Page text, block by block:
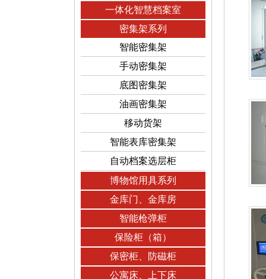
一体化智慧档案室
密集架系列
智能密集架
手动密集架
底图密集架
油画密集架
移动货架
智能表库密集架
自动档案选层柜
博物馆用具系列
金库门、金库房
智能枪弹柜
保险柜（箱）
保密柜、防磁柜
公寓床、上下床